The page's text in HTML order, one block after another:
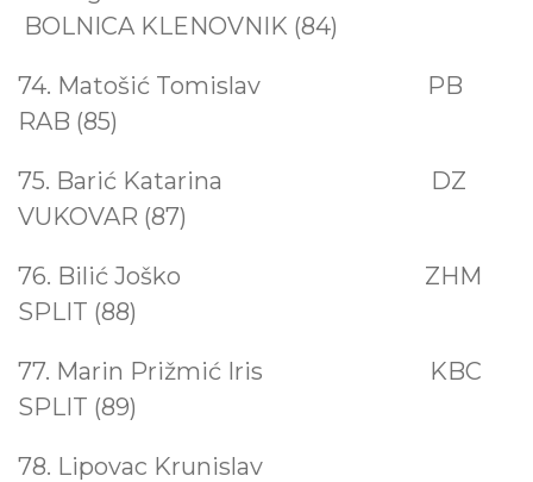
BOLNICA KLENOVNIK (84)
74. Matošić Tomislav PB
RAB (85)
75. Barić Katarina
DZ
VUKOVAR (87)
76. Bilić Joško
ZHM
SPLIT (88)
77. Marin Prižmić Iris KBC
SPLIT (89)
78. Lipovac Krunislav